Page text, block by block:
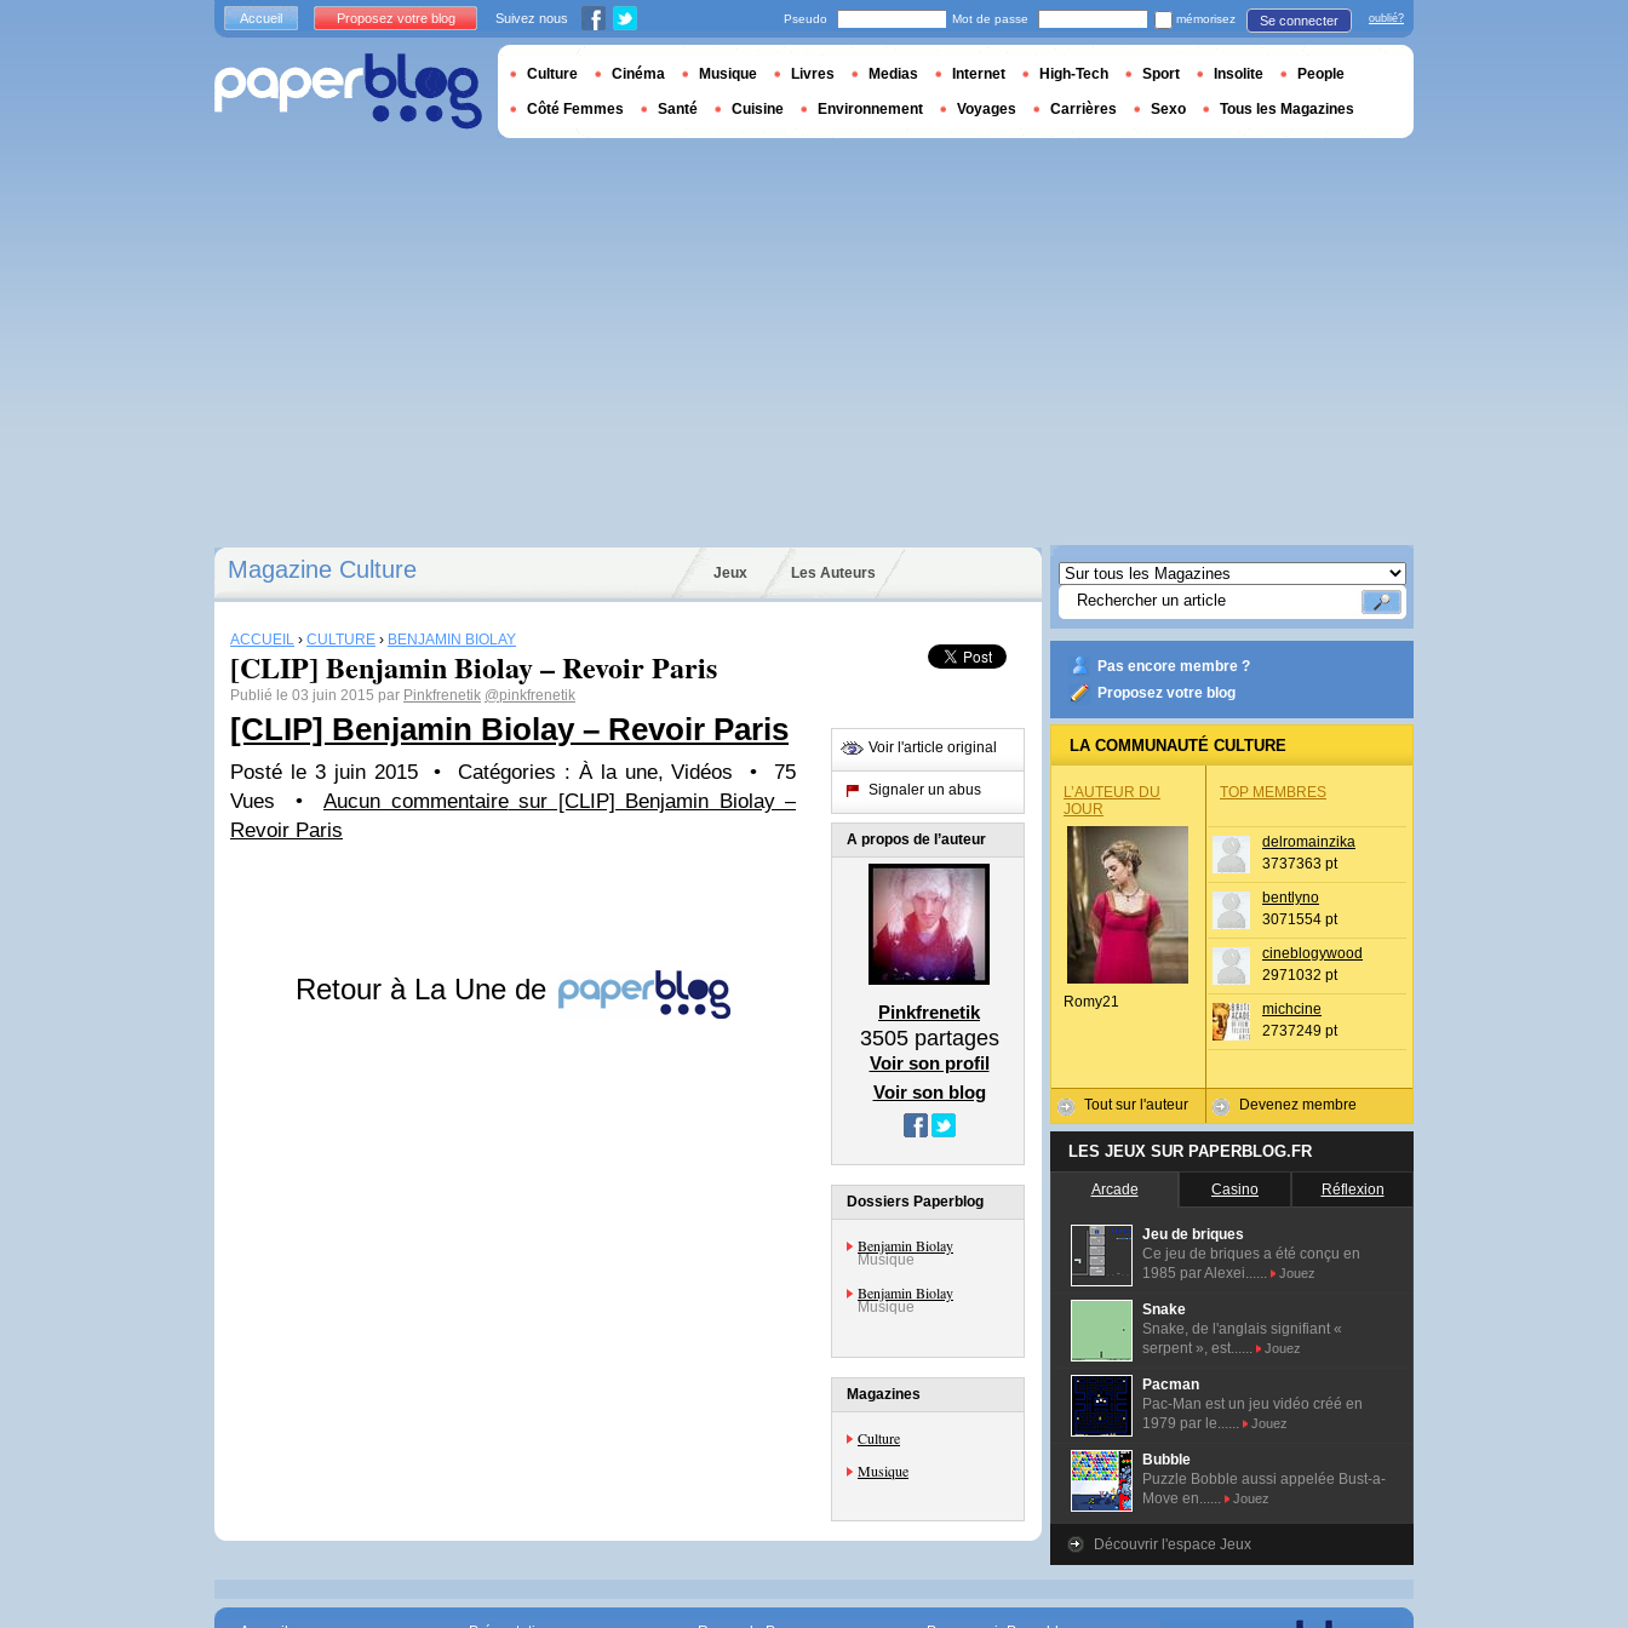
Magazine Culture Jeux Les Auteurs
ACCUEIL › CULTURE › BENJAMIN BIOLAY
[CLIP] Benjamin Biolay – Revoir Paris
Publié le 03 juin 2015 par Pinkfrenetik @pinkfrenetik
[CLIP] Benjamin Biolay – Revoir Paris
Posté le 3 juin 2015 • Catégories : À la une, Vidéos • 75
Vues • Aucun commentairesur [CLIP] Benjamin Biolay –
Revoir Paris
Retour à La Une de
Voir l'article original
Signaler un abus
A propos de l’auteur
Pinkfrenetik
3505partages
Voir son profil
Voir son blog
Dossiers Paperblog
Benjamin Biolay
Musique
Benjamin Biolay
Musique
Magazines
Culture
Musique
Pas encore membre ?
Proposez votre blog
LA COMMUNAUTÉ CULTURE
L’AUTEUR DU
JOUR
Romy21
Tout sur l'auteur
TOP MEMBRES
delromainzika
3737363 pt
bentlyno
3071554 pt
cineblogywood
2971032 pt
michcine
2737249 pt
Devenez membre
LES JEUX SUR PAPERBLOG.FR
Arcade Casino Réflexion
Jeu de briques
Ce jeu de briques a été conçu en
1985 par Alexei......
Jouez
Snake
Snake, de l'anglais signifiant «
serpent », est......
Jouez
Pacman
Pac-Man est un jeu vidéo créé en
1979 par le......
Jouez
Bubble
Puzzle Bobble aussi appelée Bust-a-
Move en......
Jouez
Découvrir l'espace Jeux
Accueil Proposez votre blog Suivez nous Pseudo Mot de passe mémorisez Se connecter oublié?
Culture Cinéma Musique Livres Medias Internet High-Tech Sport Insolite People
Côté Femmes Santé Cuisine Environnement Voyages Carrières Sexo Tous les Magazines